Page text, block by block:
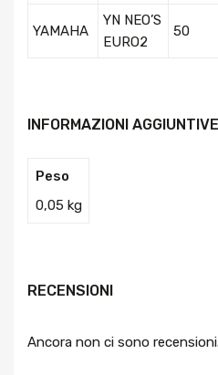
YAMAHA
YN NEO’S
EURO2
50
INFORMAZIONI AGGIUNTIVE
Peso
0,05 kg
RECENSIONI
Ancora non ci sono